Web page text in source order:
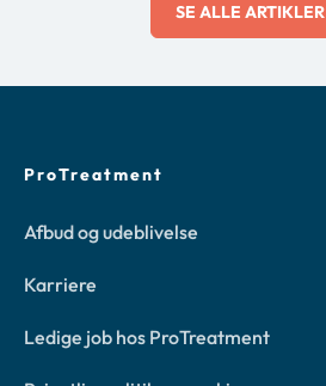
SE ALLE ARTIKLER
ProTreatment
Afbud og udeblivelse
Karriere
Ledige job hos ProTreatment